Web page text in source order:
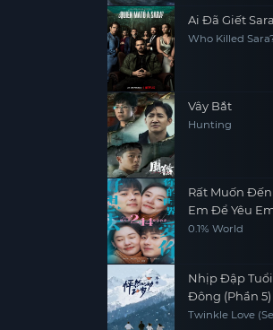
Ai Đã Giết
Who Killed
Vây Bắt
Hunting
Rất Muốn Đến
Em Để Yêu
0.1% World
Nhịp Đập
Đông (Phần 5)
Twinkle Love